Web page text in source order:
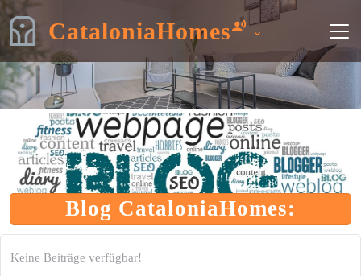
CataloniaHomes
Blog CataloniaHomes:
Keine Beiträge verfügbar!